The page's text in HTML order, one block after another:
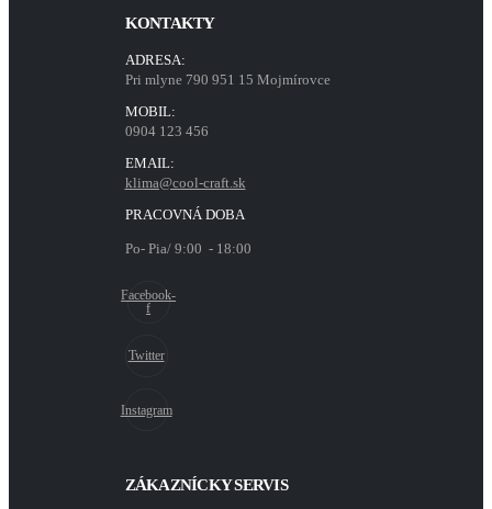
KONTAKTY
ADRESA:
Pri mlyne 790 951 15 Mojmírovce
MOBIL:
0904 123 456
EMAIL:
klima@cool-craft.sk
PRACOVNÁ DOBA
Po- Pia/ 9:00 - 18:00
Facebook-
f
Twitter
Instagram
ZÁKAZNÍCKY SERVIS